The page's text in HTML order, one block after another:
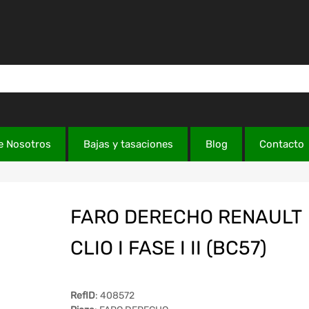
Nosotros Bajas y tasaciones Blog Contacto
FARO DERECHO RENAULT
CLIO I FASE I II (BC57)
RefID: 408572